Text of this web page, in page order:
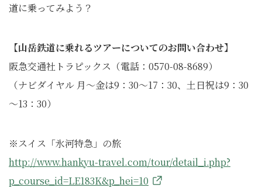
道に乗ってみよう？
【山岳鉄道に乗れるツアーについてのお問い合わせ】
阪急交通社トラピックス（電話：0570-08-8689）
（ナビダイヤル 月～金は9：30～17：30、土日祝は9：30
～13：30）
※スイス「氷河特急」の旅
http://www.hankyu-travel.com/tour/detail_i.php?
p_course_id=LE183K&p_hei=10